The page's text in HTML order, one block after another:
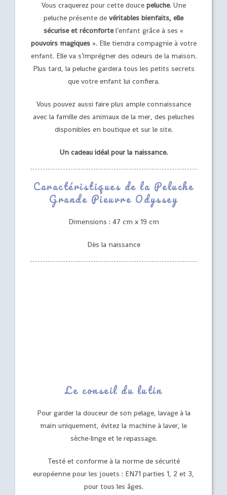
Vous craquerez pour cette douce peluche. Une
peluche présente de véritables bienfaits, elle
sécurise et réconfortel’enfant grâce à ses «
pouvoirs magiques». Elle tiendra compagnie à votre
enfant. Elle va s’imprégner des odeurs de la maison.
Plus tard, la peluche gardera tous les petits secrets
que votre enfant lui confiera.
Vous pouvez aussi faire plus ample connaissance
avec la famille des animaux de la mer, des peluches
disponibles en boutique et sur le site.
Un cadeau idéal pour la naissance.
Caractéristiques de la Peluche
Grande Pieuvre Odyssey
Dimensions : 47 cm x 19 cm
Dès la naissance
Le conseil du lutin
Pour garder la douceur de son pelage, lavage à la
main uniquement, évitez la machine à laver, le
sèche-linge et le repassage.
Testé et conforme à la norme de sécurité
européenne pour les jouets : EN71 parties 1, 2 et 3,
pour tous les âges.